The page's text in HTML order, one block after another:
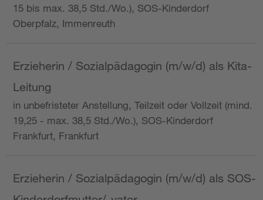
15 bis max. 38,5 Std./Wo.), SOS-Kinderdorf
Oberpfalz, Immenreuth
Erzieherin / Sozialpädagogin (m/w/d) als Kita-
Leitung
in unbefristeter Anstellung, Teilzeit oder Vollzeit (mind.
19,25 - max. 38,5 Std./Wo.), SOS-Kinderdorf
Frankfurt, Frankfurt
Erzieherin / Sozialpädagogin (m/w/d) als SOS-